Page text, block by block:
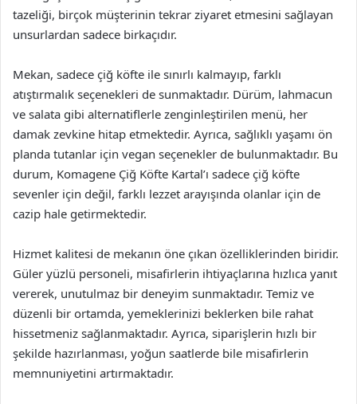
tazeliği, birçok müşterinin tekrar ziyaret etmesini sağlayan
unsurlardan sadece birkaçıdır.
Mekan, sadece çiğ köfte ile sınırlı kalmayıp, farklı
atıştırmalık seçenekleri de sunmaktadır. Dürüm, lahmacun
ve salata gibi alternatiflerle zenginleştirilen menü, her
damak zevkine hitap etmektedir. Ayrıca, sağlıklı yaşamı ön
planda tutanlar için vegan seçenekler de bulunmaktadır. Bu
durum, Komagene Çiğ Köfte Kartal’ı sadece çiğ köfte
sevenler için değil, farklı lezzet arayışında olanlar için de
cazip hale getirmektedir.
Hizmet kalitesi de mekanın öne çıkan özelliklerinden biridir.
Güler yüzlü personeli, misafirlerin ihtiyaçlarına hızlıca yanıt
vererek, unutulmaz bir deneyim sunmaktadır. Temiz ve
düzenli bir ortamda, yemeklerinizi beklerken bile rahat
hissetmeniz sağlanmaktadır. Ayrıca, siparişlerin hızlı bir
şekilde hazırlanması, yoğun saatlerde bile misafirlerin
memnuniyetini artırmaktadır.